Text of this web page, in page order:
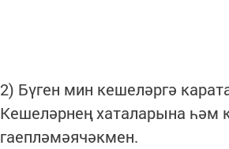
2) Бүген мин кешеләргә
Кешеләрнең хаталарына һәм
гаепләмәячәкмен.